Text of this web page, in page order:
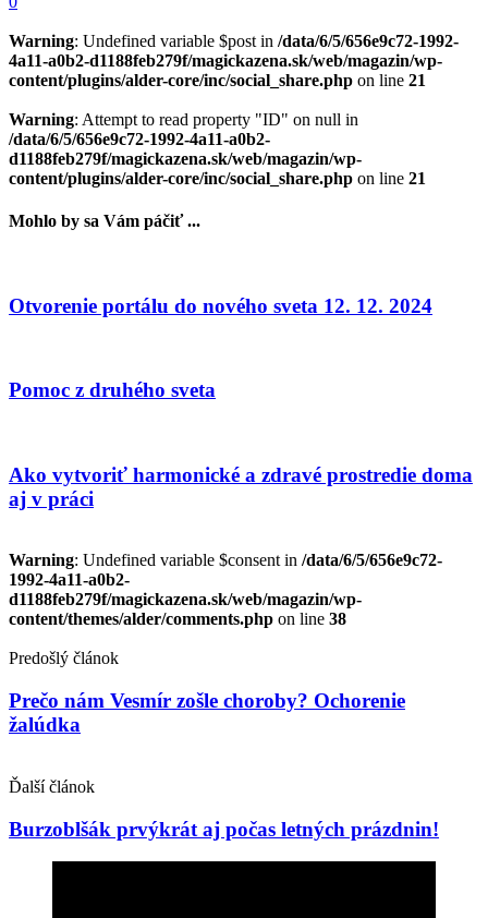
Warning: Undefined variable $post in /data/6/5/656e9c72-1992-
4a11-a0b2-d1188feb279f/magickazena.sk/web/magazin/wp-
content/plugins/alder-core/inc/social_share.php on line 21
Warning: Attempt to read property "ID" on null in
/data/6/5/656e9c72-1992-4a11-a0b2-
d1188feb279f/magickazena.sk/web/magazin/wp-
content/plugins/alder-core/inc/social_share.php on line 21
Mohlo by sa Vám páčiť ...
Otvorenie portálu do nového sveta 12. 12. 2024
Pomoc z druhého sveta
Ako vytvoriť harmonické a zdravé prostredie doma
aj v práci
Warning: Undefined variable $consent in /data/6/5/656e9c72-
1992-4a11-a0b2-
d1188feb279f/magickazena.sk/web/magazin/wp-
content/themes/alder/comments.php on line 38
Predošlý článok
Prečo nám Vesmír zošle choroby? Ochorenie
žalúdka
Ďalší článok
Burzoblšák prvýkrát aj počas letných prázdnin!